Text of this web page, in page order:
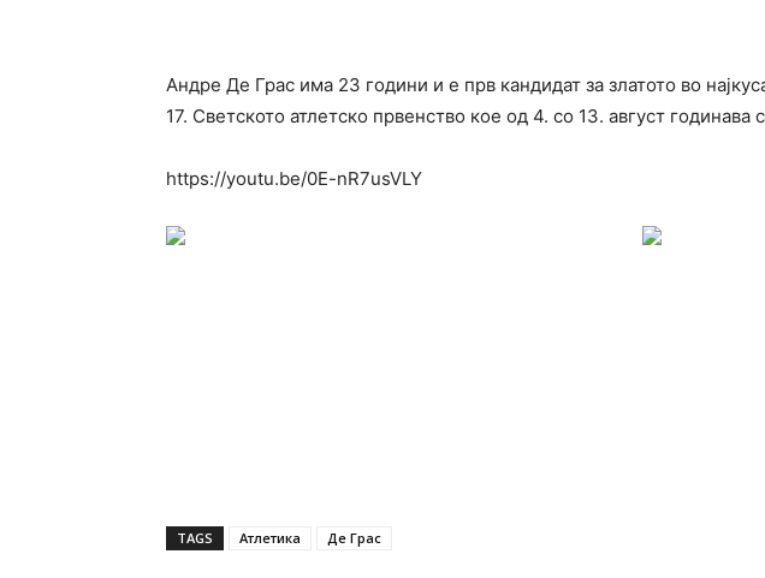
Андре Де Грас има 23 години и е прв кандидат за златото во
17. Светското атлетско првенство кое од 4. со 13. август
https://youtu.be/0E-nR7usVLY
TAGS Атлетика Де Грас